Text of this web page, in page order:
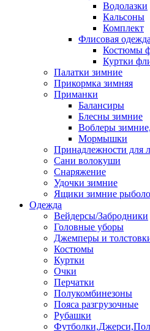
Водолазки
Кальсоны
Комплект
Флисовая одежда
Костюмы
Куртки
Палатки зимние
Прикормка зимняя
Приманки
Балансиры
Блесны зимние
Воблеры
Мормышки
Принадлежности для
Сани волокуши
Снаряжение
Удочки зимние
Ящики зимние
Одежда
Вейдерсы/Забродники
Головные уборы
Джемперы и
Костюмы
Куртки
Очки
Перчатки
Полукомбинезоны
Пояса разгрузочные
Рубашки